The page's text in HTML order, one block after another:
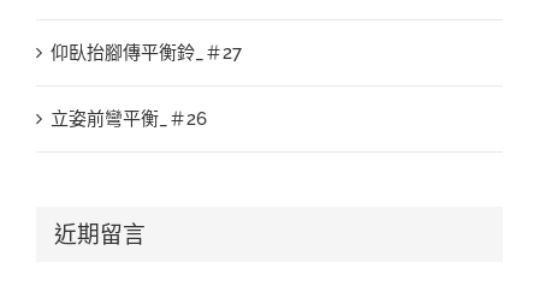
仰臥抬腳傳平衡鈴_＃27
立姿前彎平衡_＃26
近期留言